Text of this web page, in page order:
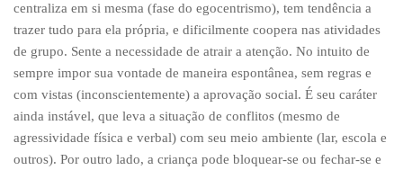
centraliza em si mesma (fase do egocentrismo), tem tendência a
trazer tudo para ela própria, e dificilmente coopera nas atividades
de grupo. Sente a necessidade de atrair a atenção. No intuito de
sempre impor sua vontade de maneira espontânea, sem regras e
com vistas (inconscientemente) a aprovação social. É seu caráter
ainda instável, que leva a situação de conflitos (mesmo de
agressividade física e verbal) com seu meio ambiente (lar, escola e
outros). Por outro lado, a criança pode bloquear-se ou fechar-se e